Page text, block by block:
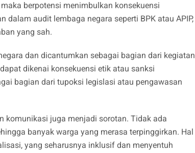
berpotensi menimbulkan konsekuensi
audit lembaga negara seperti BPK atau APIP,
yang sah.
dan dicantumkan sebagai bagian dari kegiatan
dikenai konsekuensi etik atau sanksi
bagian dari tupoksi legislasi atau pengawasan
komunikasi juga menjadi sorotan. Tidak ada
banyak warga yang merasa terpinggirkan. Hal
yang seharusnya inklusif dan menyentuh